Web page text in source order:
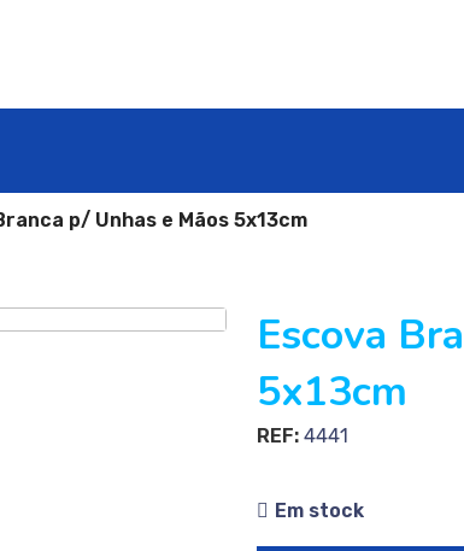
p/ Unhas e Mãos 5x13cm
Escova
5x13cm
REF: 4441
Em stock